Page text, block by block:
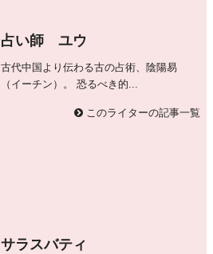
占い師 ユウ
古代中国より伝わる古の占術、陰陽易
（イーチン）。 恐るべき的...
このライターの記事一覧
サラスバティ